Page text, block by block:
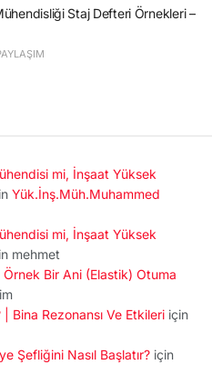
Staj Defteri Örnekleri –
mi, İnşaat Yüksek
Yük.İnş.Müh.Muhammed
mi, İnşaat Yüksek
mehmet
Bir Ani (Elastik) Otuma
Bina Rezonansı Ve Etkileri için
Şefliğini Nasıl Başlatır? için